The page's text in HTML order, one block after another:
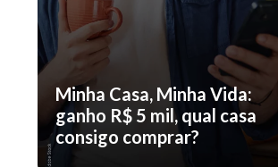
Minha Casa, Minha Vida:
ganho R$ 5 mil, qual casa
consigo comprar?